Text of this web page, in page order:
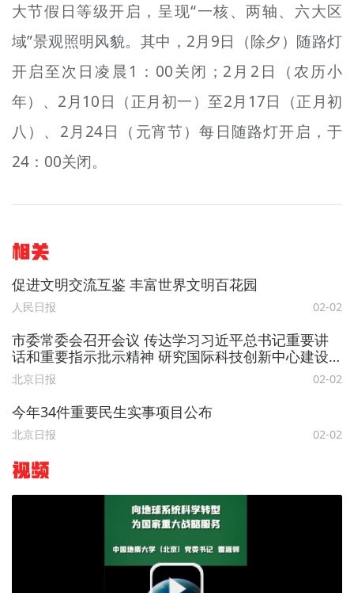
大节假日等级开启，呈现“一核、两轴、六大区
域”景观照明风貌。其中，2月9日（除夕）随路灯
开启至次日凌晨1：00关闭；2月2日（农历小
年）、2月10日（正月初一）至2月17日（正月初
八）、2月24日（元宵节）每日随路灯开启，于
24：00关闭。
相关
促进文明交流互鉴 丰富世界文明百花园
人民日报 02-02
市委常委会召开会议 传达学习习近平总书记重要讲
话和重要指示批示精神 研究国际科技创新中心建设
重点任务
北京日报 02-02
今年34件重要民生实事项目公布
北京日报 02-02
视频